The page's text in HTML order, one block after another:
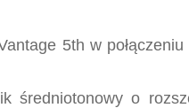
5th w
średniotonowy o